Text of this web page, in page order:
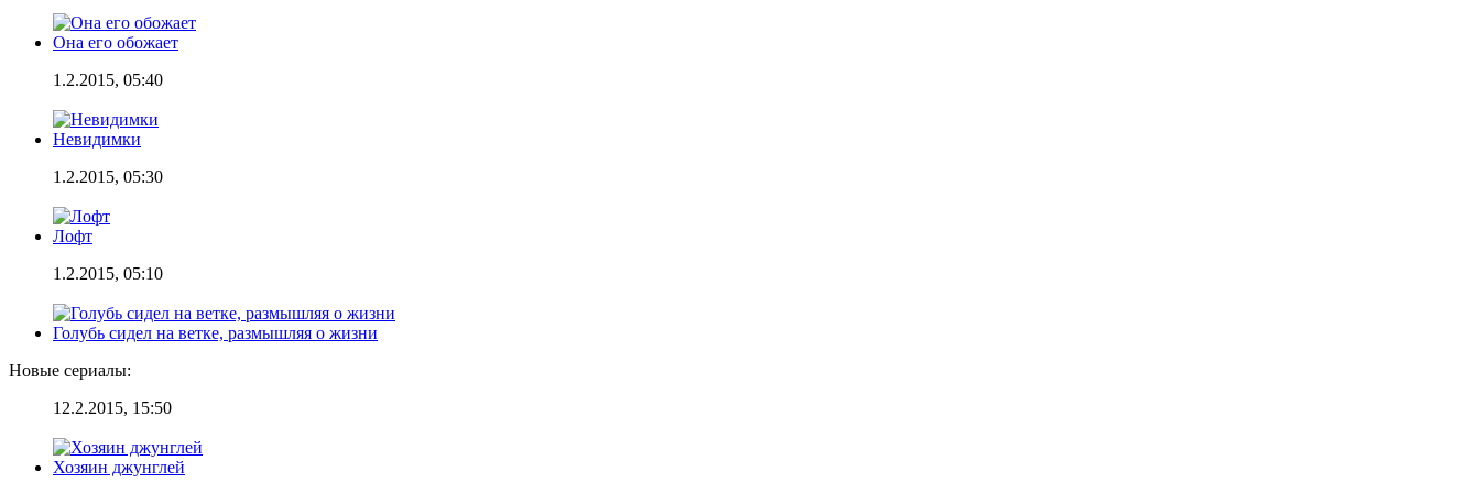
Она его обожает
1.2.2015, 05:40
Невидимки
1.2.2015, 05:30
Лофт
1.2.2015, 05:10
Голубь сидел на ветке, размышляя о жизни
Новые сериалы:
12.2.2015, 15:50
Хозяин джунглей